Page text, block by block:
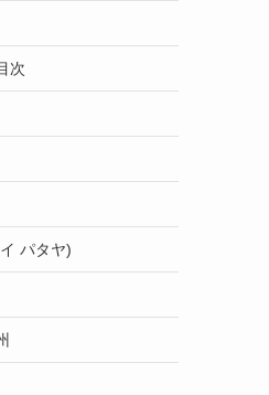
次
パタヤ)